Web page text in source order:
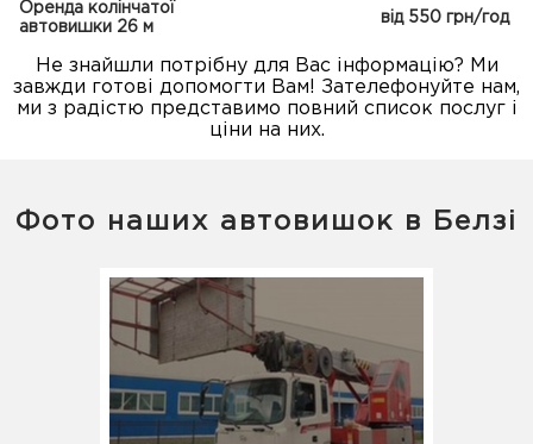
Оренда колінчатої
автовишки 26 м
від 550 грн/год
Не знайшли потрібну для Вас інформацію? Ми
завжди готові допомогти Вам! Зателефонуйте нам,
ми з радістю представимо повний список послуг і
ціни на них.
Фото наших автовишок в Белзі